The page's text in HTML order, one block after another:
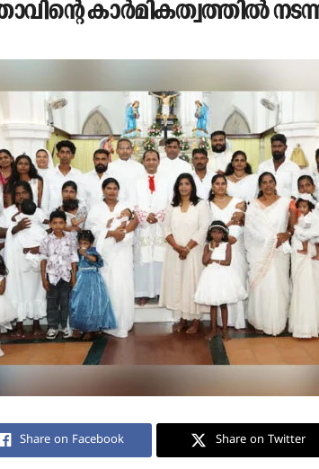
കാർമികത്വത്തിൽ
Share on Facebook Share on Twitter